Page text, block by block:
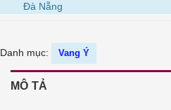
Đà Nẵng
Danh mục: Vang Ý
MÔ TẢ